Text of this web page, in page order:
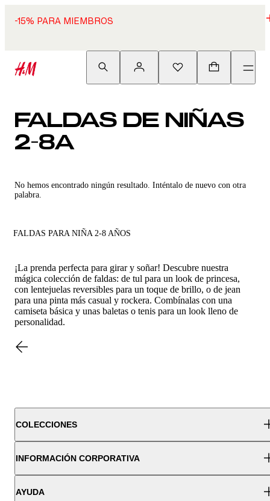
-15% PARA MIEMBROS
FALDAS DE NIÑAS
2-8A
No hemos encontrado ningún resultado. Inténtalo de nuevo con otra
palabra.
FALDAS PARA NIÑA 2-8 AÑOS
¡La prenda perfecta para girar y soñar! Descubre nuestra
mágica colección de faldas: de tul para un look de princesa,
con lentejuelas reversibles para un toque de brillo, o de jean
para una pinta más casual y rockera. Combínalas con una
camiseta básica y unas baletas o tenis para un look lleno de
personalidad.
COLECCIONES
INFORMACIÓN CORPORATIVA
AYUDA